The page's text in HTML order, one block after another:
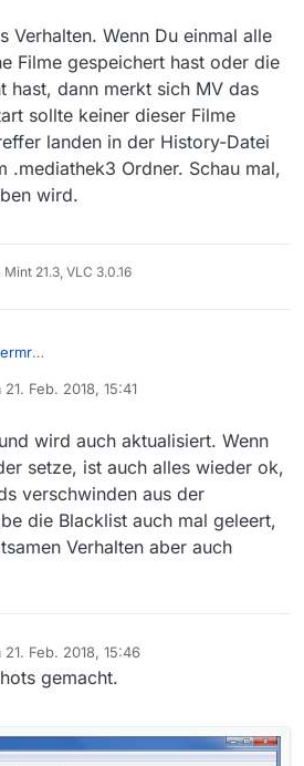
worden sind. Ist das Absicht oder
Verhalten. Wenn Du einmal alle
Filme gespeichert hast oder die
hast, dann merkt sich MV das
sollte keiner dieser Filme
landen in der History-Datei
.mediathek3 Ordner. Schau mal,
wird.
21.3, VLC 3.0.16
durch Abos gefundene Filme
hast, dann merkt sich MV das und
Start sollte keiner dieser Filme
Treffer landen in der
‘downloadAbos.txt’ im
Ordner. Schau mal, ob die Datei
wird.
21. Feb. 2018, 15:41
von
wird auch aktualisiert. Wenn
setze, ist auch alles wieder ok,
verschwinden aus der
die Blacklist auch mal geleert,
Verhalten aber auch
21. Feb. 2018, 15:46
von
gemacht.